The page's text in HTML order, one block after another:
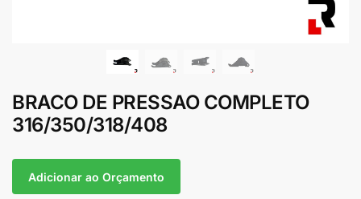
BRACO DE PRESSAO COMPLETO
316/350/318/408
Adicionar ao Orçamento